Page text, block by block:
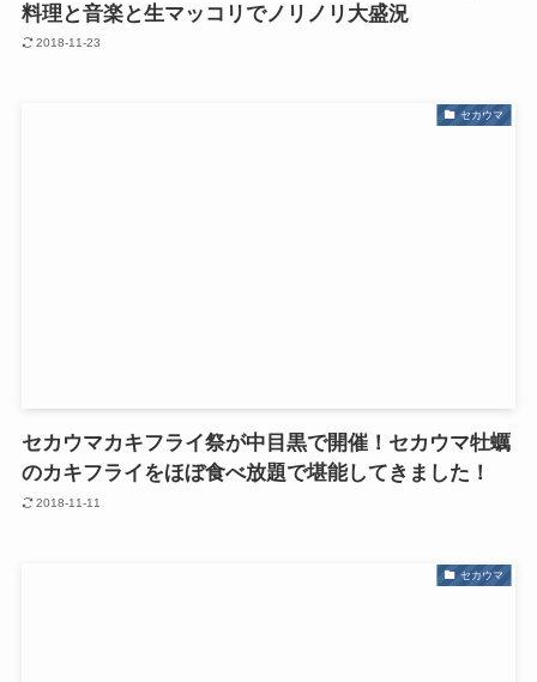
料理と音楽と生マッコリでノリノリ大盛況
2018-11-23
セカウマ
セカウマカキフライ祭が中目黒で開催！セカウマ牡蠣
のカキフライをほぼ食べ放題で堪能してきました！
2018-11-11
セカウマ